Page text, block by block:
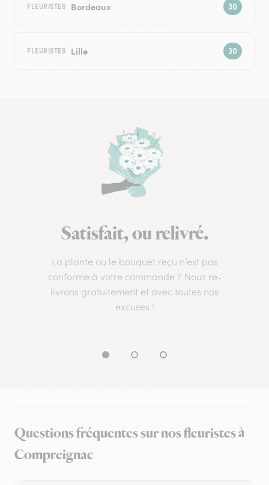
FLEURISTES Bordeaux
FLEURISTES Lille
Satisfait, ou relivré.
La plante ou le bouquet reçu n’est pas
conforme à votre commande ? Nous re-
livrons gratuitement et avec toutes nos
excuses !
Questions fréquentes sur nos fleuristes à
Compreignac